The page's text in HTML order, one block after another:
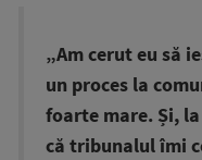
„Am cerut eu să
un proces la
foarte mare. Și,
că tribunalul îmi